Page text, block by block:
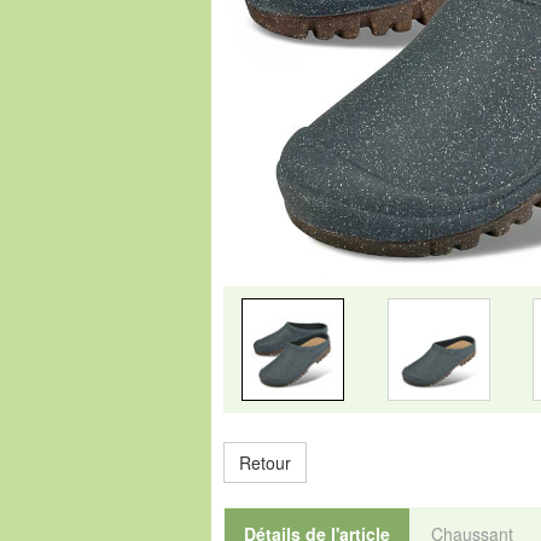
Retour
Détails de l'article Chaussant